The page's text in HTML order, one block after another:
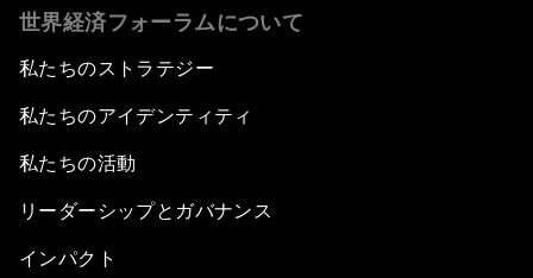
世界経済フォーラムについて
私たちのストラテジー
私たちのアイデンティティ
私たちの活動
リーダーシップとガバナンス
インパクト